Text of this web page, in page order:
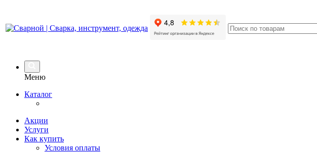
Меню
Каталог
Акции
Услуги
Как купить
Условия оплаты